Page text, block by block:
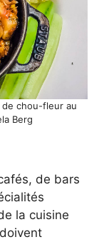
de chou-fleur au
Berg
de bars
la cuisine